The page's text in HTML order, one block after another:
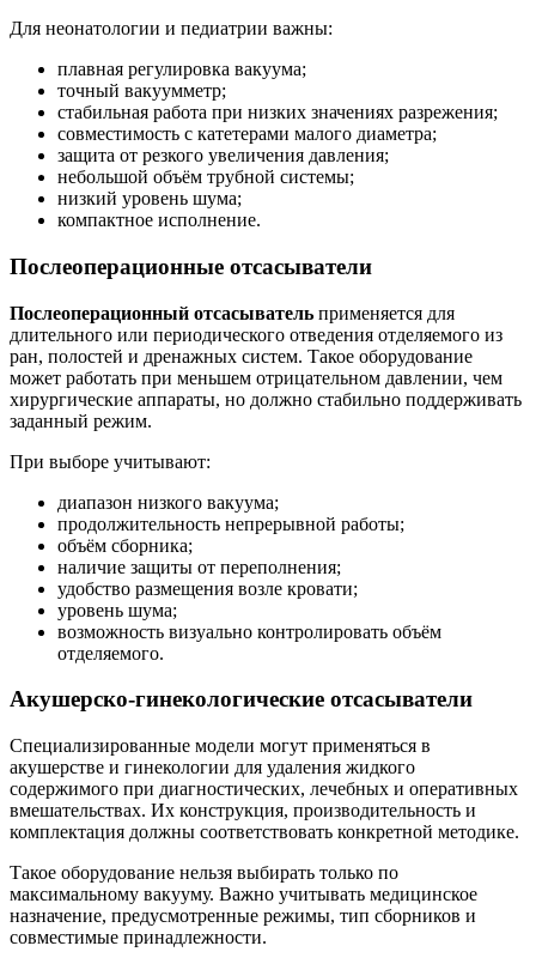
Для неонатологии и педиатрии важны:
плавная регулировка вакуума;
точный вакуумметр;
стабильная работа при низких значениях разрежения;
совместимость с катетерами малого диаметра;
защита от резкого увеличения давления;
небольшой объём трубной системы;
низкий уровень шума;
компактное исполнение.
Послеоперационные отсасыватели
Послеоперационный отсасыватель применяется для
длительного или периодического отведения отделяемого из
ран, полостей и дренажных систем. Такое оборудование
может работать при меньшем отрицательном давлении, чем
хирургические аппараты, но должно стабильно поддерживать
заданный режим.
При выборе учитывают:
диапазон низкого вакуума;
продолжительность непрерывной работы;
объём сборника;
наличие защиты от переполнения;
удобство размещения возле кровати;
уровень шума;
возможность визуально контролировать объём
отделяемого.
Акушерско-гинекологические отсасыватели
Специализированные модели могут применяться в
акушерстве и гинекологии для удаления жидкого
содержимого при диагностических, лечебных и оперативных
вмешательствах. Их конструкция, производительность и
комплектация должны соответствовать конкретной методике.
Такое оборудование нельзя выбирать только по
максимальному вакууму. Важно учитывать медицинское
назначение, предусмотренные режимы, тип сборников и
совместимые принадлежности.